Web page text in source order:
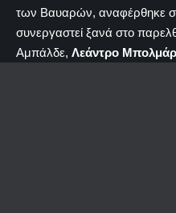
των Βαυαρών, αναφέρθηκε
συνεργαστεί ξανά στο
Αμπάλδε, Λεάντρο